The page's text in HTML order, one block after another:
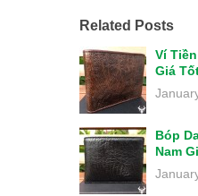
Related Posts
Ví
Giá
Bóp
Nam